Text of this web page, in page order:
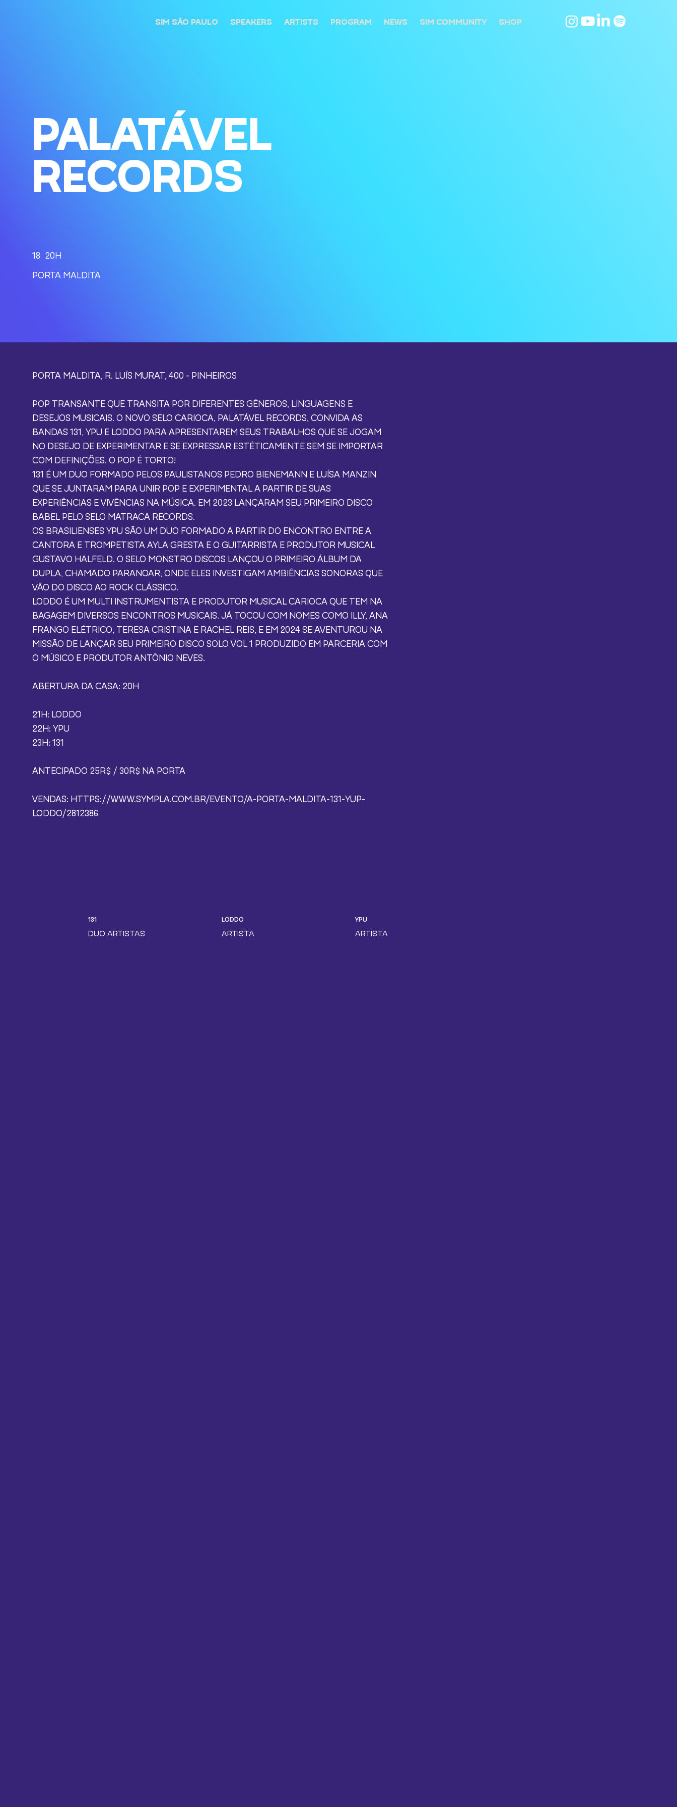
SIM SÃO PAULO SPEAKERS ARTISTS PROGRAM NEWS SIM COMMUNITY SHOP
PALATÁVEL
RECORDS
18 20H
PORTA MALDITA
PORTA MALDITA, R. LUÍS MURAT, 400 - PINHEIROS
POP TRANSANTE QUE TRANSITA POR DIFERENTES GÊNEROS, LINGUAGENS E
DESEJOS MUSICAIS. O NOVO SELO CARIOCA, PALATÁVEL RECORDS, CONVIDA AS
BANDAS 131, YPU E LODDO PARA APRESENTAREM SEUS TRABALHOS QUE SE JOGAM
NO DESEJO DE EXPERIMENTAR E SE EXPRESSAR ESTÉTICAMENTE SEM SE IMPORTAR
COM DEFINIÇÕES. O POP É TORTO!
131 É UM DUO FORMADO PELOS PAULISTANOS PEDRO BIENEMANN E LUÍSA MANZIN
QUE SE JUNTARAM PARA UNIR POP E EXPERIMENTAL A PARTIR DE SUAS
EXPERIÊNCIAS E VIVÊNCIAS NA MÚSICA. EM 2023 LANÇARAM SEU PRIMEIRO DISCO
BABEL PELO SELO MATRACA RECORDS.
OS BRASILIENSES YPU SÃO UM DUO FORMADO A PARTIR DO ENCONTRO ENTRE A
CANTORA E TROMPETISTA AYLA GRESTA E O GUITARRISTA E PRODUTOR MUSICAL
GUSTAVO HALFELD. O SELO MONSTRO DISCOS LANÇOU O PRIMEIRO ÁLBUM DA
DUPLA, CHAMADO PARANOAR, ONDE ELES INVESTIGAM AMBIÊNCIAS SONORAS QUE
VÃO DO DISCO AO ROCK CLÁSSICO.
LODDO É UM MULTI INSTRUMENTISTA E PRODUTOR MUSICAL CARIOCA QUE TEM NA
BAGAGEM DIVERSOS ENCONTROS MUSICAIS. JÁ TOCOU COM NOMES COMO ILLY, ANA
FRANGO ELÉTRICO, TERESA CRISTINA E RACHEL REIS, E EM 2024 SE AVENTUROU NA
MISSÃO DE LANÇAR SEU PRIMEIRO DISCO SOLO VOL 1 PRODUZIDO EM PARCERIA COM
O MÚSICO E PRODUTOR ANTÔNIO NEVES.
ABERTURA DA CASA: 20H
21H: LODDO
22H: YPU
23H: 131
ANTECIPADO 25R$ / 30R$ NA PORTA
VENDAS: HTTPS://WWW.SYMPLA.COM.BR/EVENTO/A-PORTA-MALDITA-131-YUP-
LODDO/2812386
131
DUO ARTISTAS
LODDO
ARTISTA
YPU
ARTISTA